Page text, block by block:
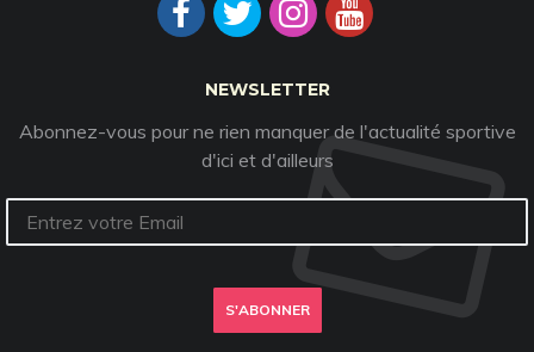
NEWSLETTER
Abonnez-vous pour ne rien manquer de l'actualité sportive
d'ici et d'ailleurs
S'ABONNER